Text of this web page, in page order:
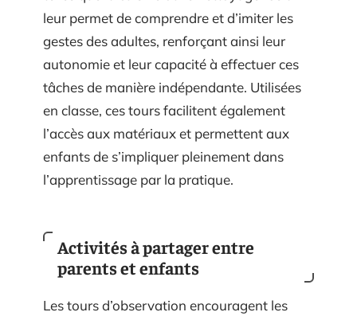
leur permet de comprendre et d’imiter les
gestes des adultes, renforçant ainsi leur
autonomie et leur capacité à effectuer ces
tâches de manière indépendante. Utilisées
en classe, ces tours facilitent également
l’accès aux matériaux et permettent aux
enfants de s’impliquer pleinement dans
l’apprentissage par la pratique.
Activités à partager entre
parents et enfants
Les tours d’observation encouragent les